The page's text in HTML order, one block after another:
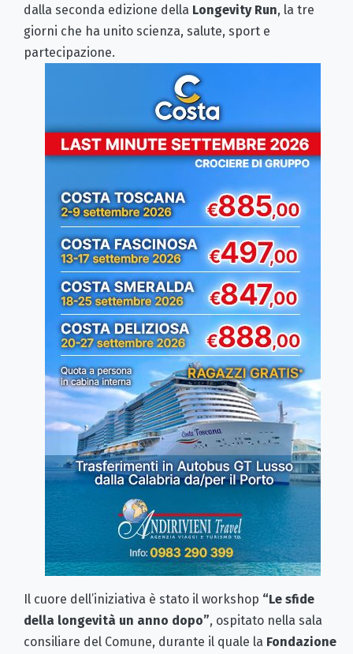
dalla seconda edizione della Longevity Run, la tre
giorni che ha unito scienza, salute, sport e
partecipazione.
Il cuore dell’iniziativa è stato il workshop “Le sfide
della longevità un anno dopo”, ospitato nella sala
consiliare del Comune, durante il quale la Fondazione